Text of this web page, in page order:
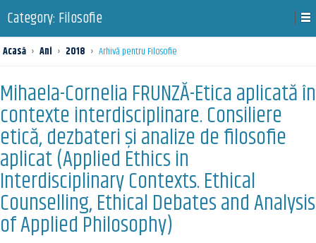
Category: Filosofie
Acasă › Ani › 2018 › Arhivă pentru Filosofie
Mihaela-Cornelia FRUNZĂ-Etica aplicată în
contexte interdisciplinare. Consiliere
etică, dezbateri și analize de filosofie
aplicat (Applied Ethics in
Interdisciplinary Contexts. Ethical
Counselling, Ethical Debates and Analysis
of Applied Philosophy)